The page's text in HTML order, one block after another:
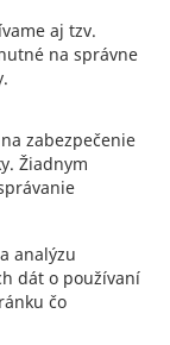
môžete
linky,
sídla
Dvořákovo
aj tzv.
na správne
zabezpečenie
Žiadnym
analýzu
dát o používaní
čo